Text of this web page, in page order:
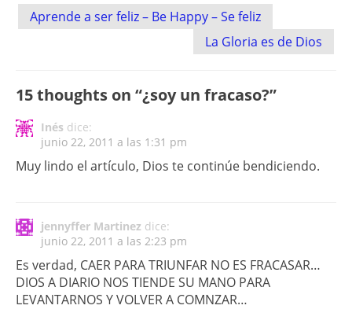
Post
navigation
Aprende a ser feliz – Be Happy – Se feliz
La Gloria es de Dios
15 thoughts on “¿soy un fracaso?”
Inés dice:
junio 22, 2011 a las 1:31 pm
Muy lindo el artículo, Dios te continúe bendiciendo.
jennyffer Martinez dice:
junio 22, 2011 a las 2:23 pm
Es verdad, CAER PARA TRIUNFAR NO ES FRACASAR…
DIOS A DIARIO NOS TIENDE SU MANO PARA
LEVANTARNOS Y VOLVER A COMNZAR…